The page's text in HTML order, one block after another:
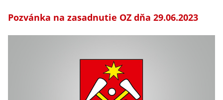
Pozvánka na zasadnutie OZ dňa 29.06.2023